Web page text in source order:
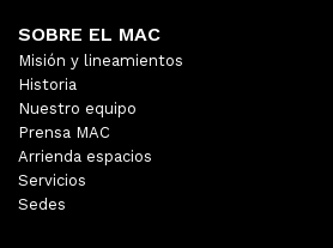
SOBRE EL MAC
Misión y lineamientos
Historia
Nuestro equipo
Prensa MAC
Arrienda espacios
Servicios
Sedes